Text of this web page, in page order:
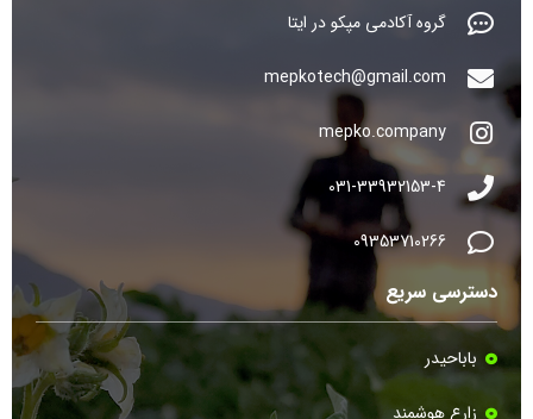
گروه آکادمی مپکو در ایتا
mepkotech@gmail.com
mepko.company
031-33932153-4
09353710266
دسترسی سریع
باباحیدر
زارع هوشمند